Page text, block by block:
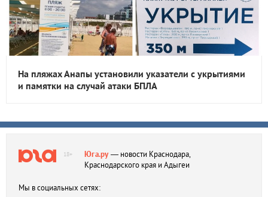
На пляжах Анапы установили указатели с укрытиями
и памятки на случай атаки БПЛА
18+ Юга.ру— новости Краснодара,
Краснодарского края и Адыгеи
Мы в социальных сетях: